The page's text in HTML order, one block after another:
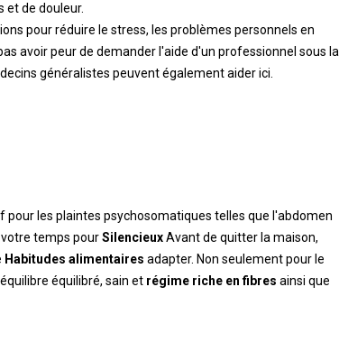
et de douleur.
pour réduire le stress, les problèmes personnels en
avoir peur de demander l'aide d'un professionnel sous la
généralistes peuvent également aider ici.
pour les plaintes psychosomatiques telles que l'abdomen
temps pourSilencieuxAvant de quitter la maison,
Habitudes alimentaires adapter. Non seulement pour le
équilibré, sain et régime riche en fibres ainsi que